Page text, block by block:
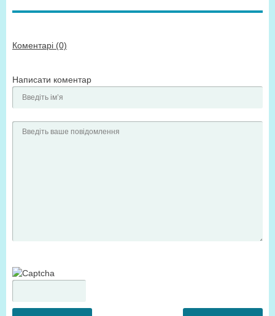
Коментарі (0)
Написати коментар